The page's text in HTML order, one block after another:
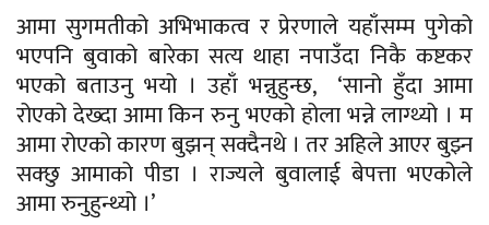
आमा सुगमतीकोअभिभाकत्व र प्रेरणाले यहाँसम्म पुगेको
भएपनि बुवाको बारेका सत्य थाहा नपाउँदा निकै कष्टकर
भएको बताउनु भयो । उहाँ भन्नुहुन्छ, ‘सानो हुँदा आमा
रोएको देख्दा आमा किन रुनु भएको होला भन्ने लाग्थ्यो । म
आमा रोएको कारणबुझन्सक्दैनथे । तर अहिले आएर बुझ्न
सक्छु आमाको पीडा । राज्यले बुवालाई बेपत्ता भएकोले
आमा रुनुहुन्थ्यो ।’